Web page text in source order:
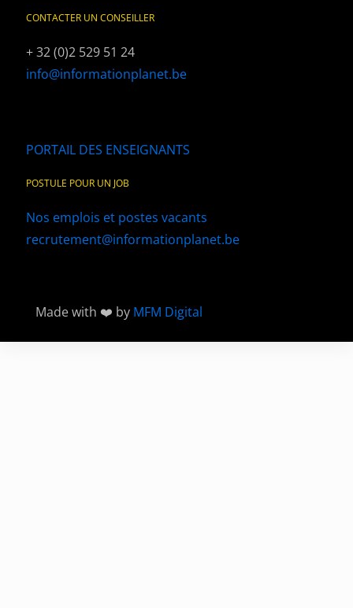
CONTACTER UN CONSEILLER
+ 32 (0)2 529 51 24
info@informationplanet.be
PORTAIL DES ENSEIGNANTS
POSTULE POUR UN JOB
Nos emplois et postes vacants
recrutement@informationplanet.be
Made with ❤️ by MFM Digital